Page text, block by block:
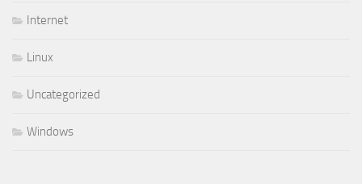
Internet
Linux
Uncategorized
Windows